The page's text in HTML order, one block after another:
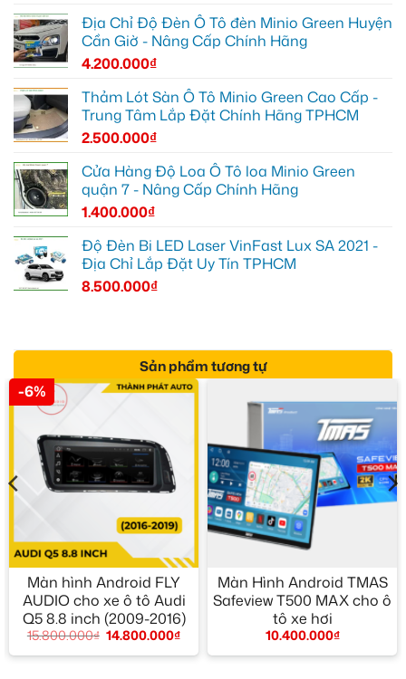
Địa Chỉ Độ Đèn Ô Tô đèn Minio Green Huyện
Cần Giờ - Nâng Cấp Chính Hãng
4.200.000₫
Thảm Lót Sàn Ô Tô Minio Green Cao Cấp -
Trung Tâm Lắp Đặt Chính Hãng TPHCM
2.500.000₫
Cửa Hàng Độ Loa Ô Tô loa Minio Green
quận 7 - Nâng Cấp Chính Hãng
1.400.000₫
Độ Đèn Bi LED Laser VinFast Lux SA 2021 -
Địa Chỉ Lắp Đặt Uy Tín TPHCM
8.500.000₫
Sản phẩm tương tự
-6%
Màn hình Android FLY
AUDIO cho xe ô tô Audi
Q5 8.8 inch (2009-2016)
15.800.000₫ 14.800.000₫
Màn Hình Android TMAS
Safeview T500 MAX cho ô
tô xe hơi
10.400.000₫